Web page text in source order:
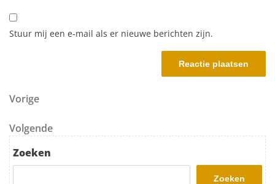
Stuur mij een e-mail als er nieuwe berichten zijn.
Berichtnavigatie
Vorig bericht
Vorige
Volgend bericht
Volgende
Zoeken
Zoeken